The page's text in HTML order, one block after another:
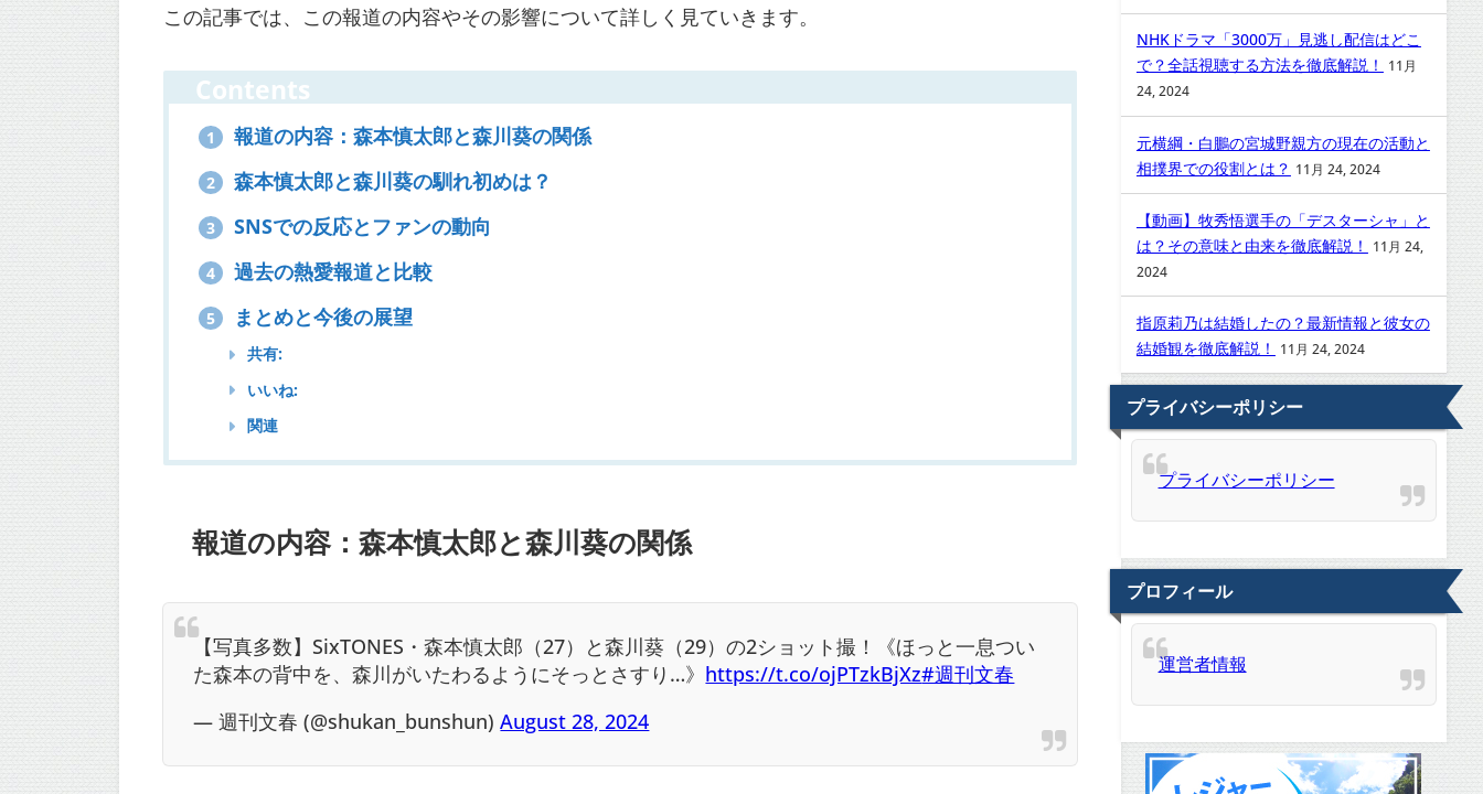
この記事では、この報道の内容やその影響について詳しく見ていきます。
Contents
1 報道の内容：森本慎太郎と森川葵の関係
2 森本慎太郎と森川葵の馴れ初めは？
3 SNSでの反応とファンの動向
4 過去の熱愛報道と比較
5 まとめと今後の展望
共有:
いいね:
関連
報道の内容：森本慎太郎と森川葵の関係
【写真多数】SixTONES・森本慎太郎（27）と森川葵（29）の2ショット撮！《ほっと一息つい
た森本の背中を、森川がいたわるようにそっとさすり…》 https://t.co/ojPTzkBjXz#週刊文春
— 週刊文春 (@shukan_bunshun)August 28, 2024
NHKドラマ「3000万」見逃し配信はどこ
で？全話視聴する方法を徹底解説！
11月
24, 2024
元横綱・白鵬の宮城野親方の現在の活動と
相撲界での役割とは？ 11月 24, 2024
【動画】牧秀悟選手の「デスターシャ」と
は？その意味と由来を徹底解説！
11月 24,
2024
指原莉乃は結婚したの？最新情報と彼女の
結婚観を徹底解説！
11月 24, 2024
プライバシーポリシー
プライバシーポリシー
プロフィール
運営者情報